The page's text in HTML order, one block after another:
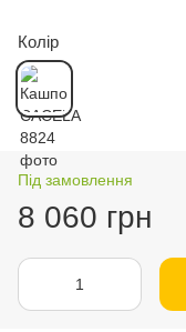
Колір
Під замовлення
8 060 грн